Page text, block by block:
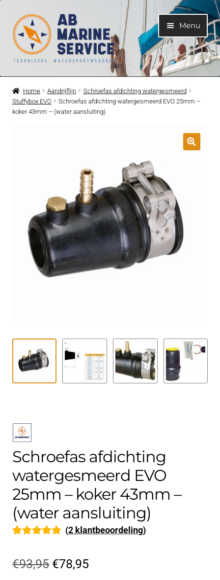
Ga
door
naar
navigatie
Ga
naar
de
inhoud
Menu
Home
Motoren
Submenu
Submenu
Koelwatersysteem
Contact
Techniek Blog
Nederlands
Home Aandrijflijn
Schroefas afdichting watergesmeerd
Stuffybox EVO
Schroefas afdichting watergesmeerd EVO 25mm –
koker 43mm – (water aansluiting)
Schroefas afdichting
watergesmeerd EVO
25mm – koker 43mm –
(water aansluiting)
gebaseerd op
(2 klantbeoordeling)
€93,95 Oorspronkelijke
€78,95Huidige